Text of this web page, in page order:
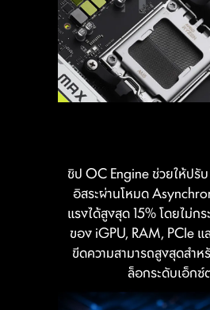
ชิป OC Engine ช่วยให้ปรั
อิสระผ่านโหมด
แรงได้สูงสุด 15% โดยไม่ก
ของ iGPU, RAM, PCIe
ขีดความสามารถสูงสุดสำห
ล็อกระดับเอ็กซ์
โดยการเพิ่มแบนด์วิดท์และล
มาพร้อมการตั้งค่าค่าไทม์มิ่
แบบ ช่วยให้ผู้ใช้งานค้นหา
ประสิทธิภาพสูงสุดตามคุ
ใช้ได้อย่างตรง
โหลดกระแสไฟฟ้า
ข้อดีของขั้วต่อไฟเ
SOLID PIN
ค่าความต้านทานต่ำ: ไฟ
เต็มประสิทธิภาพ.
แข็งแรงทนทาน: โครง
ต่อการใช้งานหนัก.
รองรับโหลดสูง: ออกแบ
ไฟระดับสูงโดยเฉพาะ